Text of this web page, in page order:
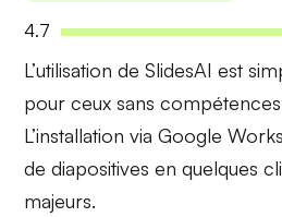
4.7
L’utilisation de SlidesAI est
pour ceux sans
L’installation via Google
de diapositives en quelques
majeurs.